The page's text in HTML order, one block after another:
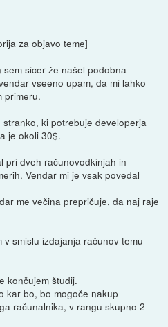
za objavo teme]
sicer že našel podobna
vseeno upam, da mi lahko
primeru.
ki potrebuje developerja
je okoli 30$.
pri dveh računovodkinjah in
Vendar mi je vsak povedal
me večina prepričuje, da naj raje
smislu izdajanja računov temu
končujem študij.
kar bo, bo mogoče nakup
računalnika, v rangu skupno 2 -